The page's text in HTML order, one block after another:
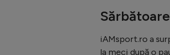
iAMsport.ro a
la meci după o